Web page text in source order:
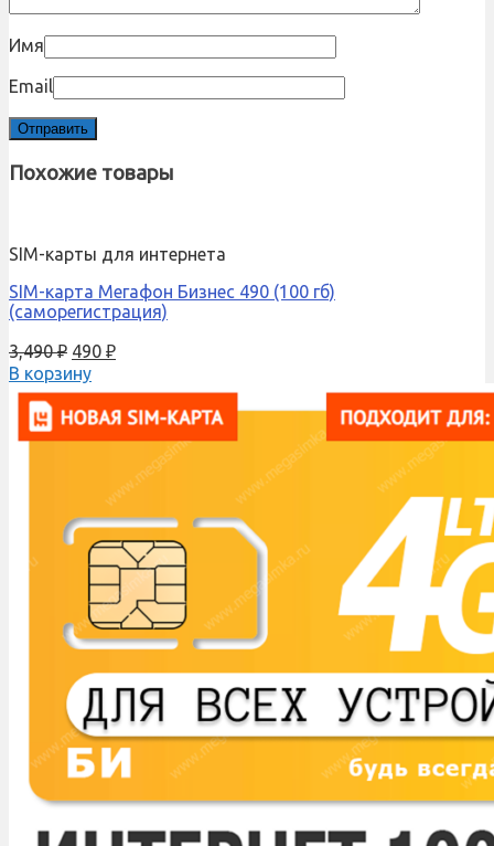
Имя
Email
Похожие товары
SIM-карты для интернета
SIM-карта Мегафон Бизнес 490 (100 гб)
(саморегистрация)
3,490₽ 490 ₽
В корзину